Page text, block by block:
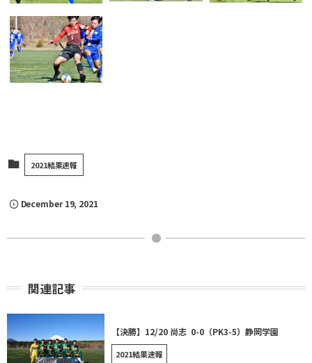
2021結果速報
December 19, 2021
関連記事
【決勝】12/20 尚志 0-0（PK3-5）静岡学園
2021結果速報